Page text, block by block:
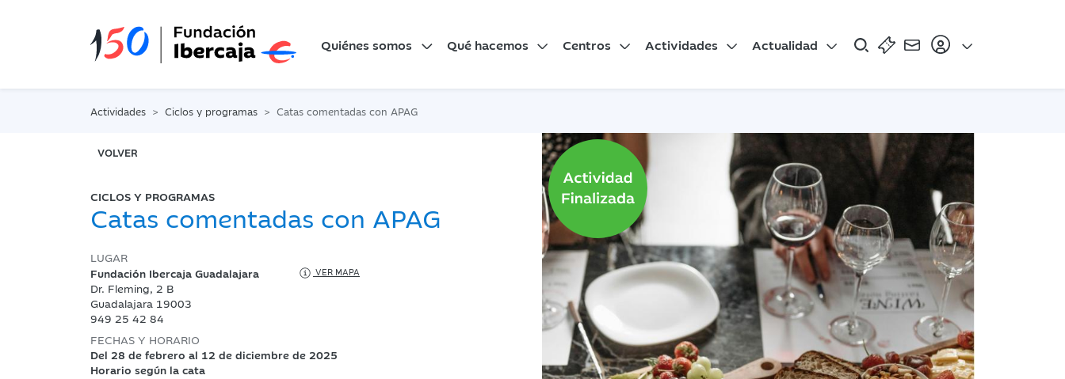
Quiénes somos Qué hacemos Centros Actividades Actualidad
Actividades Ciclos y programas Catas comentadas con APAG
VOLVER
CICLOS Y PROGRAMAS
Catas comentadas con APAG
LUGAR
Fundación Ibercaja Guadalajara
VER MAPA
Dr. Fleming, 2 B
Guadalajara 19003
949 25 42 84
FECHAS Y HORARIO
Del 28 de febrero al 12 de diciembre de 2025
Horario según la cata